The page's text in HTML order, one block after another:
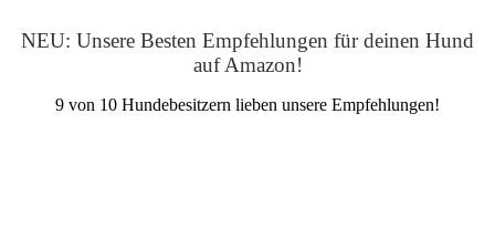
NEU: Unsere Besten Empfehlungen für deinen Hund
auf Amazon!
9 von 10 Hundebesitzern lieben unsere Empfehlungen!